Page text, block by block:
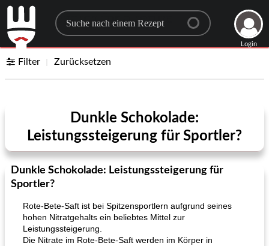
Search for a recipe
Login
Filter Zurücksetzen
Dunkle Schokolade:
Leistungssteigerung für Sportler?
Dunkle Schokolade: Leistungssteigerung für
Sportler?
Rote-Bete-Saft ist bei Spitzensportlern aufgrund seines
hohen Nitratgehalts ein beliebtes Mittel zur
Leistungssteigerung.
Die Nitrate im Rote-Bete-Saft werden im Körper in